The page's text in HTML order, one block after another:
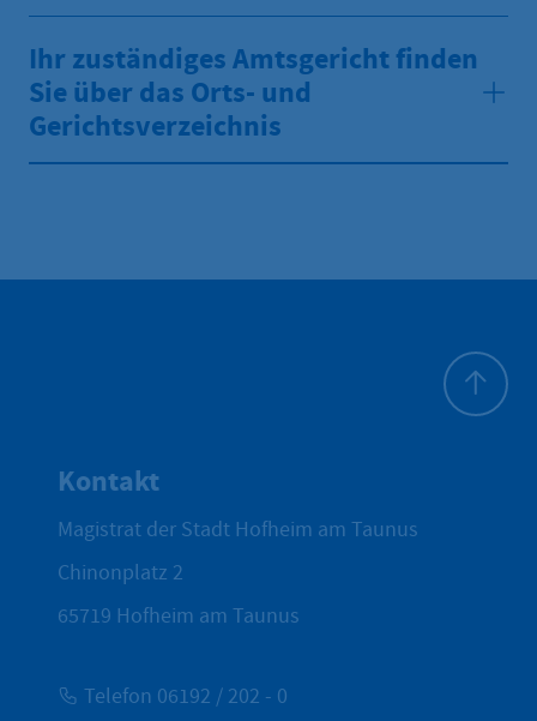
Ihr zuständiges Amtsgericht finden
Sie über das Orts- und
Gerichtsverzeichnis
Kontakt
Magistrat der Stadt Hofheim am Taunus
Chinonplatz 2
65719 Hofheim am Taunus
Telefon 06192 / 202 - 0